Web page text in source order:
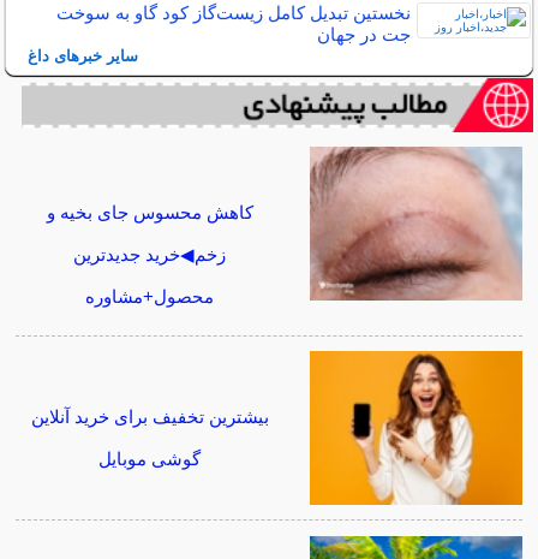
نخستین تبدیل کامل زیست‌گاز کود گاو به سوخت
جت در جهان
سایر خبرهای داغ
کاهش محسوس جای بخیه و
زخم◀خرید جدیدترین
محصول+مشاوره
بیشترین تخفیف برای خرید آنلاین
گوشی موبایل